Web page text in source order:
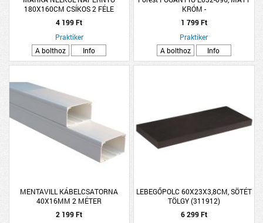
180X160CM CSÍKOS 2 FÉLE
SZÍNBEN
4 199 Ft
Praktiker
A bolthoz
Info
KRÓM -
1 799 Ft
Praktiker
A bolthoz
Info
MENTAVILL KÁBELCSATORNA
40X16MM 2 MÉTER
2 199 Ft
LEBEGŐPOLC 60X23X3,8CM, SÖTÉT
TÖLGY (311912)
6 299 Ft